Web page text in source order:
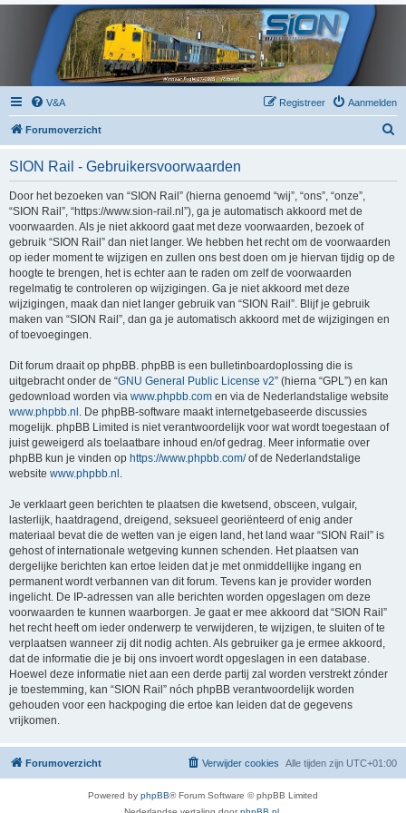
V&A Aanmelden
Registreer
Forumoverzicht
SION Rail - Gebruikersvoorwaarden
Door het bezoeken van “SION Rail” (hierna genoemd “wij”, “ons”, “onze”,
“SION Rail”, “https://www.sion-rail.nl”), ga je automatisch akkoord met de
voorwaarden. Als je niet akkoord gaat met deze voorwaarden, bezoek of
gebruik “SION Rail” dan niet langer. We hebben het recht om de voorwaarden
op ieder moment te wijzigen en zullen ons best doen om je hiervan tijdig op de
hoogte te brengen, het is echter aan te raden om zelf de voorwaarden
regelmatig te controleren op wijzigingen. Ga je niet akkoord met deze
wijzigingen, maak dan niet langer gebruik van “SION Rail”. Blijf je gebruik
maken van “SION Rail”, dan ga je automatisch akkoord met de wijzigingen en
of toevoegingen.
Dit forum draait op phpBB. phpBB is een bulletinboardoplossing die is
uitgebracht onder de “GNU General Public License v2” (hierna “GPL”) en kan
gedownload worden via www.phpbb.com en via de Nederlandstalige website
www.phpbb.nl . De phpBB-software maakt internetgebaseerde discussies
mogelijk. phpBB Limited is niet verantwoordelijk voor wat wordt toegestaan of
juist geweigerd als toelaatbare inhoud en/of gedrag. Meer informatie over
phpBB kun je vinden op https://www.phpbb.com/of de Nederlandstalige
website www.phpbb.nl
Je verklaart geen berichten te plaatsen die kwetsend, obsceen, vulgair,
lasterlijk, haatdragend, dreigend, seksueel georiënteerd of enig ander
materiaal bevat die de wetten van je eigen land, het land waar “SION Rail” is
gehost of internationale wetgeving kunnen schenden. Het plaatsen van
dergelijke berichten kan ertoe leiden dat je met onmiddellijke ingang en
permanent wordt verbannen van dit forum. Tevens kan je provider worden
ingelicht. De IP-adressen van alle berichten worden opgeslagen om deze
voorwaarden te kunnen waarborgen. Je gaat er mee akkoord dat “SION Rail”
het recht heeft om ieder onderwerp te verwijderen, te wijzigen, te sluiten of te
verplaatsen wanneer zij dit nodig achten. Als gebruiker ga je ermee akkoord,
dat de informatie die je bij ons invoert wordt opgeslagen in een database.
Hoewel deze informatie niet aan een derde partij zal worden verstrekt zónder
je toestemming, kan “SION Rail” nóch phpBB verantwoordelijk worden
gehouden voor een hackpoging die ertoe kan leiden dat de gegevens
vrijkomen.
Forumoverzicht Alle tijden zijn UTC+01:00
Verwijder cookies
Powered by phpBB® Forum Software © phpBB Limited